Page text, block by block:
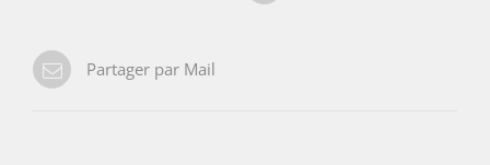
Partager par Mail